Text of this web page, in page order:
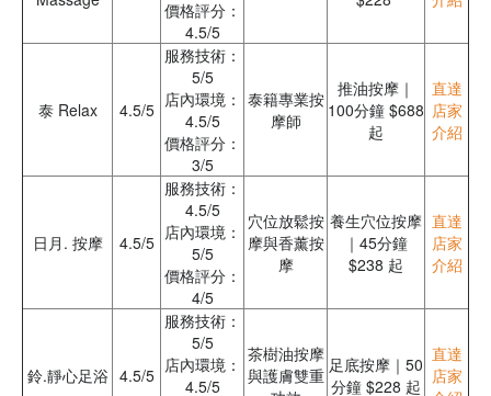
價格評分：
4.5/5
泰 Relax 4.5/5
服務技術：
5/5
店內環境：
4.5/5
價格評分：
3/5
泰籍專業按
摩師
推油按摩｜
100分鐘 $688
起
直達
店家
介紹
日月. 按摩 4.5/5
服務技術：
4.5/5
店內環境：
5/5
價格評分：
4/5
穴位放鬆按
摩與香薰按
摩
養生穴位按摩
｜45分鐘
$238 起
直達
店家
介紹
鈴.靜心足浴 4.5/5
服務技術：
5/5
店內環境：
4.5/5
茶樹油按摩
與護膚雙重 足底按摩｜50
分鐘 $228 起
直達
店家